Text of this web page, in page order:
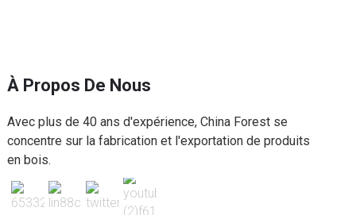
À Propos De Nous
Avec plus de 40 ans d'expérience, China Forest se
concentre sur la fabrication et l'exportation de produits
en bois.